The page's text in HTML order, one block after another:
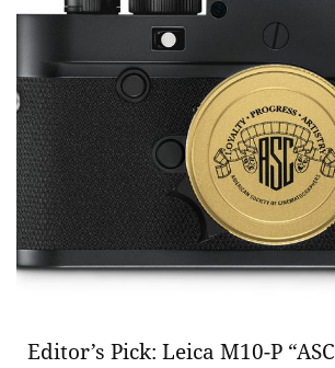
Editor’s Pick: Leica M10-P